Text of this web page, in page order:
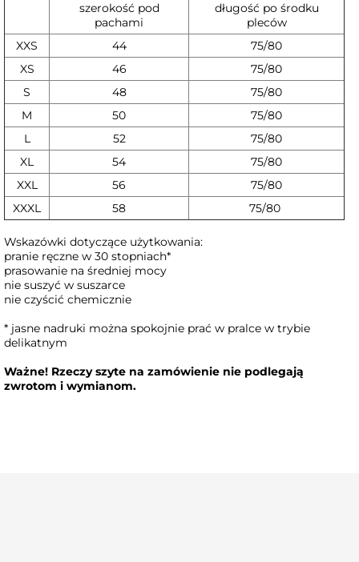
szerokość pod
pachami
długość po środku
pleców
XXS
44
75/80
XS
46
75/80
S
48
75/80
M
50
75/80
L
52
75/80
XL
54
75/80
XXL
56
75/80
XXXL
58 75/80
Wskazówki dotyczące użytkowania:
pranie ręczne w 30 stopniach*
prasowanie na średniej mocy
nie suszyć w suszarce
nie czyścić chemicznie
* jasne nadruki można spokojnie prać w pralce w trybie
delikatnym
Ważne! Rzeczy szyte na zamówienie nie podlegają
zwrotom i wymianom.